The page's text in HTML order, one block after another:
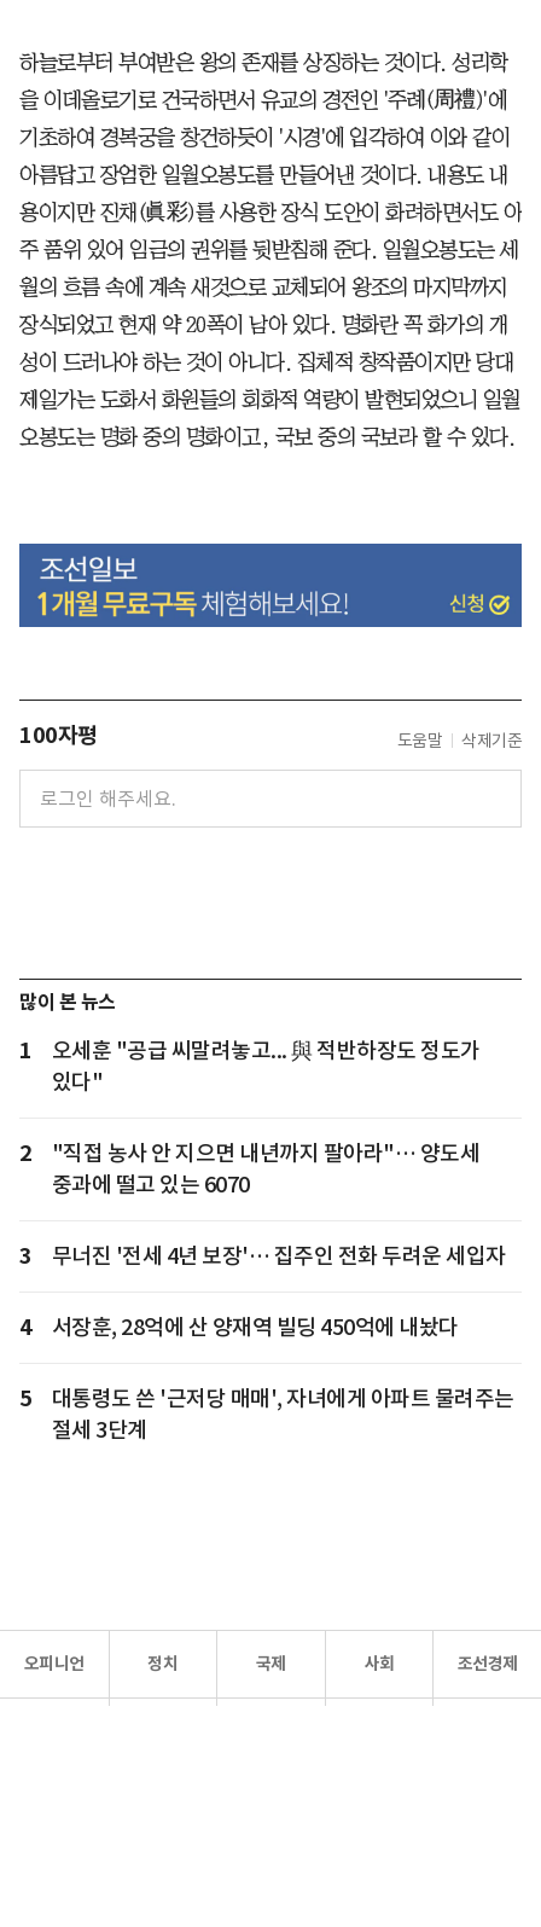
하늘로부터 부여받은 왕의 존재를 상징하는 것이다. 성리학
을 이데올로기로 건국하면서 유교의 경전인 '주례(周禮)'에
기초하여 경복궁을 창건하듯이 '시경'에 입각하여 이와 같이
아름답고 장엄한 일월오봉도를 만들어낸 것이다. 내용도 내
용이지만 진채(眞彩)를 사용한 장식 도안이 화려하면서도 아
주 품위 있어 임금의 권위를 뒷받침해 준다. 일월오봉도는 세
월의 흐름 속에 계속 새것으로 교체되어 왕조의 마지막까지
장식되었고 현재 약 20폭이 남아 있다. 명화란 꼭 화가의 개
성이 드러나야 하는 것이 아니다. 집체적 창작품이지만 당대
제일가는 도화서 화원들의 회화적 역량이 발현되었으니 일월
오봉도는 명화 중의 명화이고, 국보 중의 국보라 할 수 있다.
100자평 도움말 삭제기준
많이 본 뉴스
1
오세훈 "공급 씨말려놓고... 與 적반하장도 정도가
있다"
2
"직접 농사 안 지으면 내년까지 팔아라"… 양도세
중과에 떨고 있는 6070
3 무너진 '전세 4년 보장'… 집주인 전화 두려운 세입자
4 서장훈, 28억에 산 양재역 빌딩 450억에 내놨다
5
대통령도 쓴 '근저당 매매', 자녀에게 아파트 물려주는
절세 3단계
오피니언 정치 국제 사회 조선경제